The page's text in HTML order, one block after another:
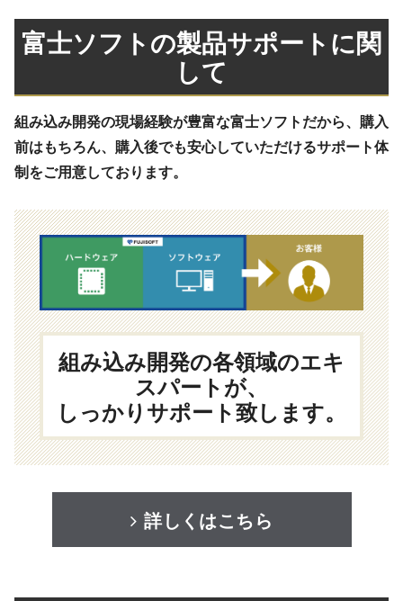
富士ソフトの製品サポートに関
して
組み込み開発の現場経験が豊富な富士ソフトだから、購入
前はもちろん、購入後でも安心していただけるサポート体
制をご用意しております。
組み込み開発の各領域のエキ
スパートが、
しっかりサポート致します。
詳しくはこちら